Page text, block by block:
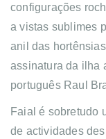
configurações
a vistas sublimes
anil das
assinatura da ilha
português Raul
Faial é sobretudo
de actividades